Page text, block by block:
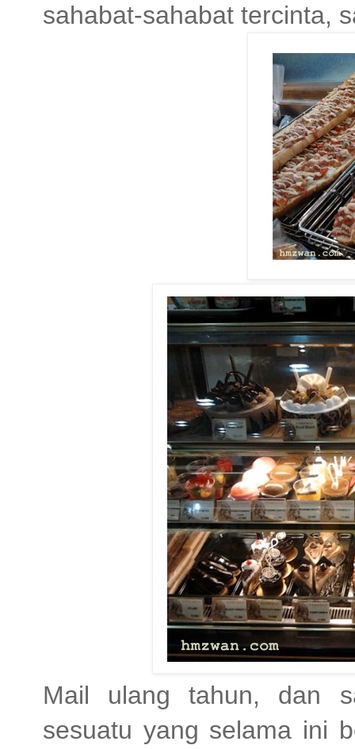
sahabat-sahabat tercinta,
Mail ulang tahun, dan
sesuatu yang selama ini